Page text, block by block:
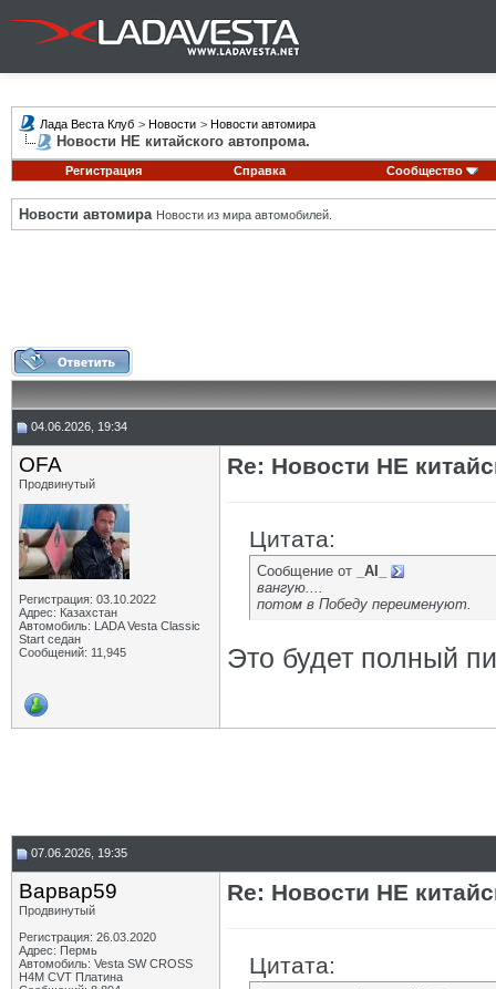
Лада Веста Клуб > Новости > Новости автомира
Новости НЕ китайского автопрома.
Регистрация Справка Сообщество
Новости автомира Новости из мира автомобилей.
04.06.2026, 19:34
OFA
Продвинутый
Регистрация: 03.10.2022
Адрес: Казахстан
Автомобиль: LADA Vesta Classic
Start седан
Сообщений: 11,945
Re: Новости НЕ
Цитата:
Сообщение от
_AI_
вангую....
потом в Победу переименуют.
Это будет полный
07.06.2026, 19:35
Варвар59
Продвинутый
Регистрация: 26.03.2020
Адрес: Пермь
Автомобиль: Vesta SW CROSS
H4M CVT Платина
Re: Новости НЕ
Цитата: